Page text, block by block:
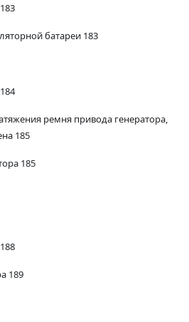
батареи 183
ремня привода генератора,
185
185
189